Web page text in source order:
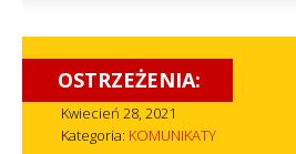
OSTRZEŻENIA:
Kwiecień 28, 2021
Kategoria: KOMUNIKATY